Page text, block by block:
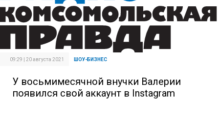
09:29 | 20 августа 2021 ШОУ-БИЗНЕС
У восьмимесячной внучки Валерии
появился свой аккаунт в Instagram